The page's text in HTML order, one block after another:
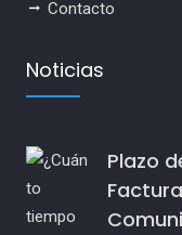
Contacto
Noticias
Plazo